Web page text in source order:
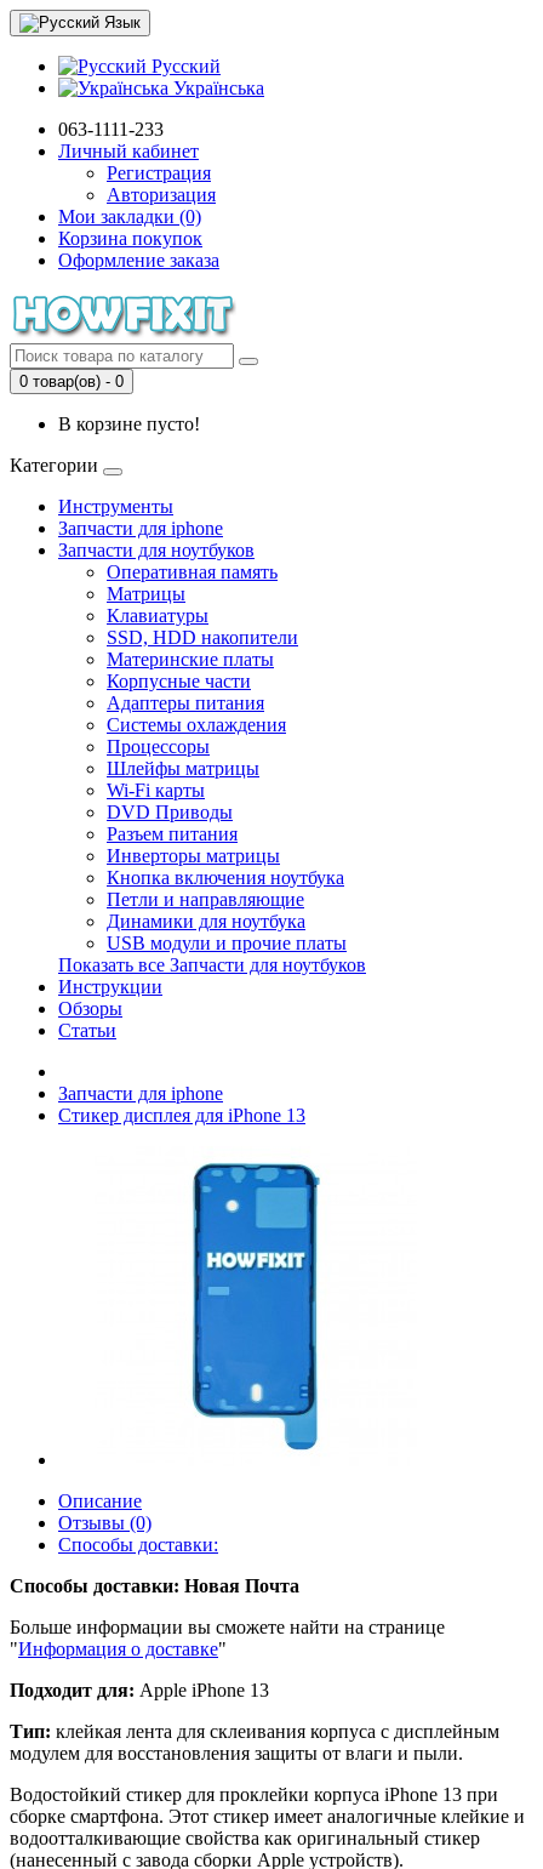
Язык
Русский
Українська
063-1111-233
Личный кабинет
Регистрация
Авторизация
Мои закладки (0)
Корзина покупок
Оформление заказа
0 товар(ов) - 0
В корзине пусто!
Категории
Инструменты
Запчасти для iphone
Запчасти для ноутбуков
Оперативная память
Матрицы
Клавиатуры
SSD, HDD накопители
Материнские платы
Корпусные части
Адаптеры питания
Системы охлаждения
Процессоры
Шлейфы матрицы
Wi-Fi карты
DVD Приводы
Разъем питания
Инверторы матрицы
Кнопка включения ноутбука
Петли и направляющие
Динамики для ноутбука
USB модули и прочие платы
Показать все Запчасти для ноутбуков
Инструкции
Обзоры
Статьи
Запчасти для iphone
Стикер дисплея для iPhone 13
Описание
Отзывы (0)
Способы доставки:
Способы доставки: Новая Почта
Больше информации вы сможете найти на странице
"Информация о доставке"
Подходит для: Apple iPhone 13
Тип: клейкая лента для склеивания корпуса с дисплейным
модулем для восстановления защиты от влаги и пыли.
Водостойкий стикер для проклейки корпуса iPhone 13 при
сборке смартфона. Этот стикер имеет аналогичные клейкие и
водоотталкивающие свойства как оригинальный стикер
(нанесенный с завода сборки Apple устройств).